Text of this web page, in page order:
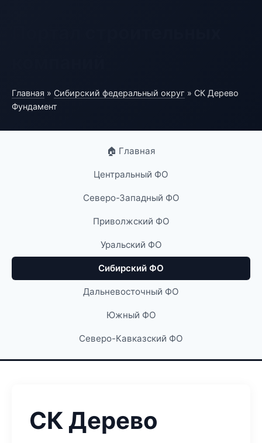
Главная » Сибирский федеральный округ » СК Дерево
Фундамент
🏠 Главная
Центральный ФО
Северо-Западный ФО
Приволжский ФО
Уральский ФО
Сибирский ФО
Дальневосточный ФО
Южный ФО
Северо-Кавказский ФО
СК Дерево